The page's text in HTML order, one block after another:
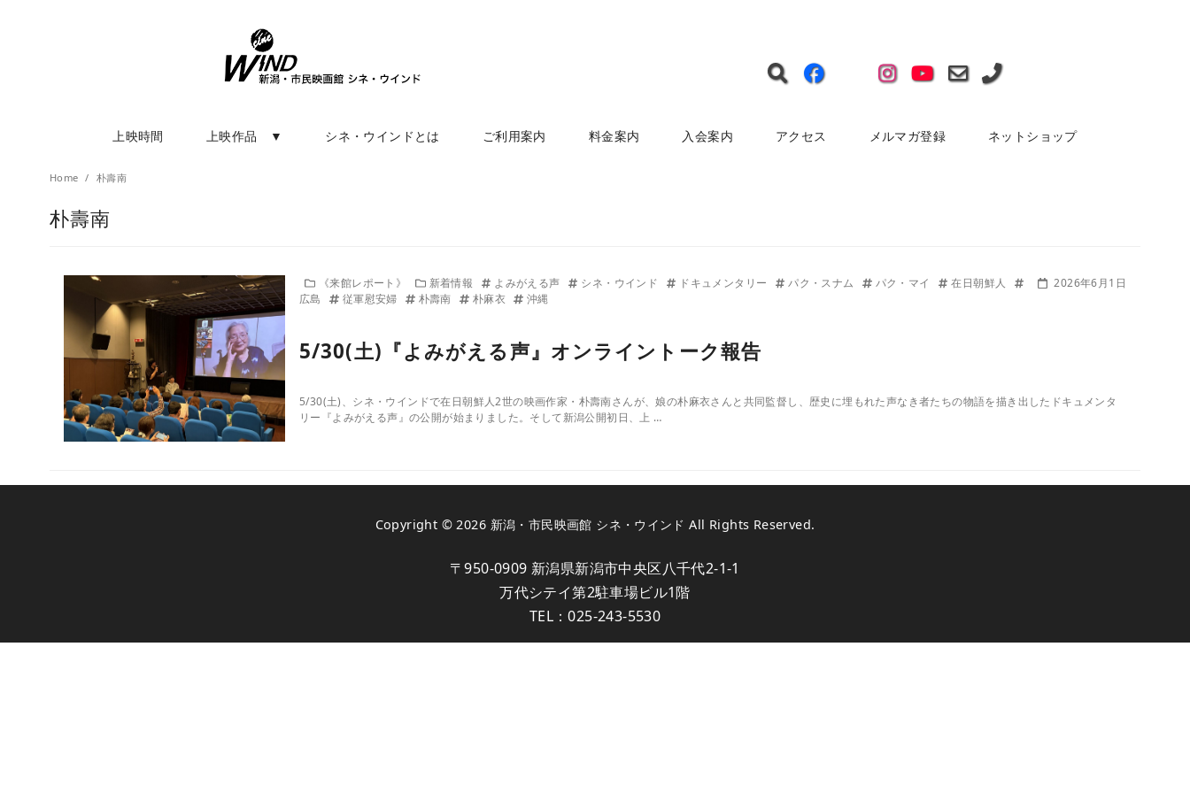
上映時間 上映作品 ▼ シネ・ウインドとは ご利用案内 料金案内 入会案内 アクセス メルマガ登録 ネットショップ
Home 朴壽南
朴壽南
《来館レポート》 新着情報 よみがえる声 シネ・ウインド ドキュメンタリー パク・スナム パク・マイ
在日朝鮮人
広島
従軍慰安婦 朴壽南 朴麻衣 沖縄
2026年6月1日
5/30(土)『よみがえる声』オンライントーク報告
5/30(土)、シネ・ウインドで在日朝鮮人2世の映画作家・朴壽南さんが、娘の朴麻衣さんと共同監督し、歴史に埋もれた声なき者たちの物語を描き出したドキュメンタ
リー『よみがえる声』の公開が始まりました。そして新潟公開初日、上 …
Copyright © 2026 新潟・市民映画館 シネ・ウインド All Rights Reserved.
〒950-0909 新潟県新潟市中央区八千代2-1-1
万代シテイ第2駐車場ビル1階
TEL：025-243-5530